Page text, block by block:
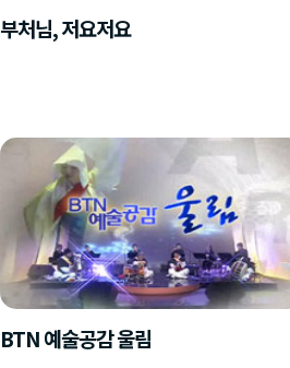
부처님, 저요저요
BTN 예술공감 울림